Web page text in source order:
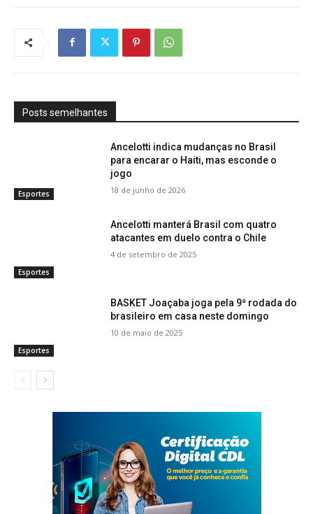
Posts semelhantes
Esportes
Ancelotti indica mudanças no Brasil
para encarar o Haiti, mas esconde o
jogo
18 de junho de 2026
Esportes
Ancelotti manterá Brasil com quatro
atacantes em duelo contra o Chile
4 de setembro de 2025
Esportes
BASKET Joaçaba joga pela 9ª rodada do
brasileiro em casa neste domingo
10 de maio de 2025